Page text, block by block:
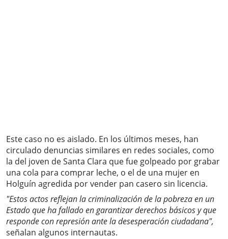
Este caso no es aislado. En los últimos meses, han
circulado denuncias similares en redes sociales, como
la del joven de Santa Clara que fue golpeado por grabar
una cola para comprar leche, o el de una mujer en
Holguín agredida por vender pan casero sin licencia.
"Estos actos reflejan la criminalización de la pobreza en un
Estado que ha fallado en garantizar derechos básicos y que
responde con represión ante la desesperación ciudadana",
señalan algunos internautas.